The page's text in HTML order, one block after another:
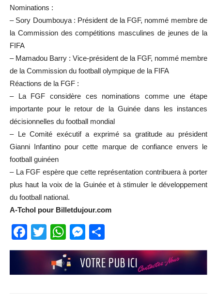
Nominations :
– Sory Doumbouya : Président de la FGF, nommé membre de
la Commission des compétitions masculines de jeunes de la
FIFA
– Mamadou Barry : Vice-président de la FGF, nommé membre
de la Commission du football olympique de la FIFA
Réactions de la FGF :
– La FGF considère ces nominations comme une étape
importante pour le retour de la Guinée dans les instances
décisionnelles du football mondial
– Le Comité exécutif a exprimé sa gratitude au président
Gianni Infantino pour cette marque de confiance envers le
football guinéen
– La FGF espère que cette représentation contribuera à porter
plus haut la voix de la Guinée et à stimuler le développement
du football national.
A-Tchol pour Billetdujour.com
Facebook
TwitterWhatsApp
Messenger